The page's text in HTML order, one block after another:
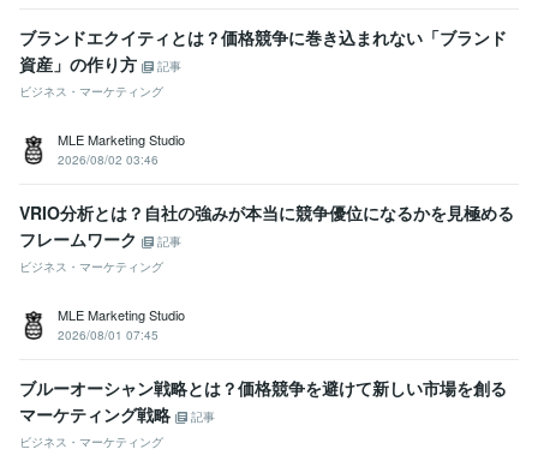
ブランドエクイティとは？価格競争に巻き込まれない「ブランド
資産」の作り方
記事
ビジネス・マーケティング
MLE Marketing Studio
2026/08/02 03:46
VRIO分析とは？自社の強みが本当に競争優位になるかを見極める
フレームワーク
記事
ビジネス・マーケティング
MLE Marketing Studio
2026/08/01 07:45
ブルーオーシャン戦略とは？価格競争を避けて新しい市場を創る
マーケティング戦略
記事
ビジネス・マーケティング